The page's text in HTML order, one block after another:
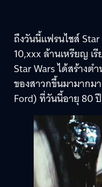
ถึงวันนี้แฟรนไชส์
10,xxx ล้านเหรียญ เ
Star Wars ได้สร้าง
ของสาวกขึ้นมามากม
Ford) ที่วันนี้อายุ 80